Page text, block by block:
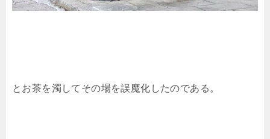
とお茶を濁してその場を誤魔化したのである。